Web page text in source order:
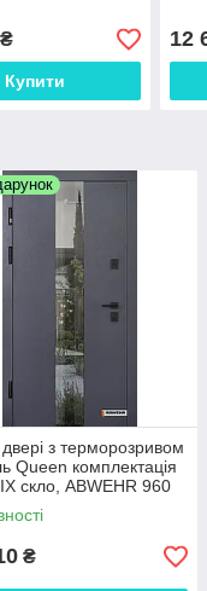
Купити
12
двері з терморозривом
Queen комплектація
скло, ABWEHR 960
₴